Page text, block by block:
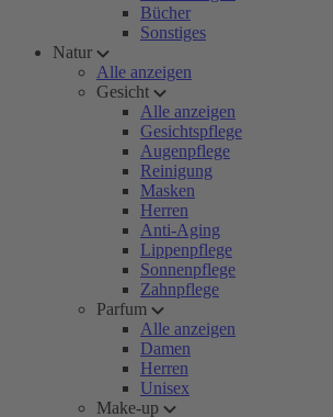
Bücher
Sonstiges
Natur
Alle anzeigen
Gesicht
Alle anzeigen
Gesichtspflege
Augenpflege
Reinigung
Masken
Herren
Anti-Aging
Lippenpflege
Sonnenpflege
Zahnpflege
Parfum
Alle anzeigen
Damen
Herren
Unisex
Make-up